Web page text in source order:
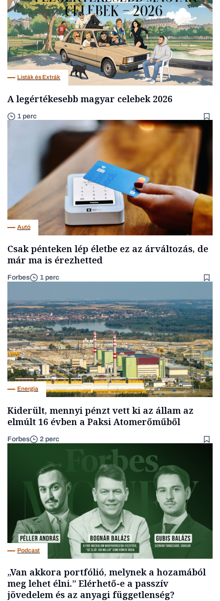
Listák és Extrák
A legértékesebb magyar celebek 2026
1 perc
Autó
Csak pénteken lép életbe ez az árváltozás, de
már ma is érezhetted
Forbes 1 perc
Energia
Kiderült, mennyi pénzt vett ki az állam az
elmúlt 16 évben a Paksi Atomerőműből
Forbes 2 perc
Podcast
„Van akkora portfólió, melynek a hozamából
meg lehet élni.” Elérhető-e a passzív
jövedelem és az anyagi függetlenség?